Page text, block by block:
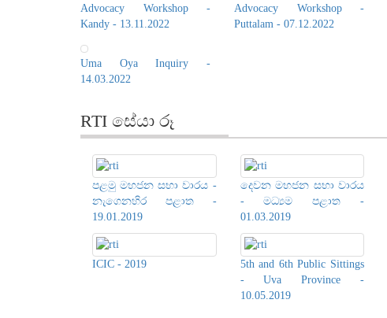
Advocacy Workshop -
Kandy - 13.11.2022
Advocacy Workshop -
Puttalam - 07.12.2022
Uma Oya Inquiry -
14.03.2022
RTI සේයා රූ
පළමු මහජන සභා වාරය -
නැගෙනහිර පළාත -
19.01.2019
දෙවන මහජන සභා වාරය
- මධ්‍යම පළාත -
01.03.2019
ICIC - 2019
5th and 6th Public Sittings
- Uva Province -
10.05.2019